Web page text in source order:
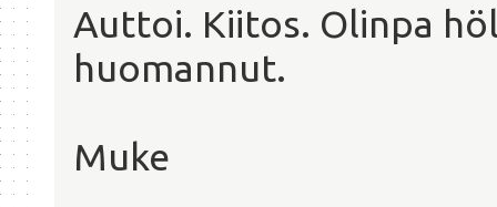
Auttoi. Kiitos. Olinpa
huomannut.
Muke